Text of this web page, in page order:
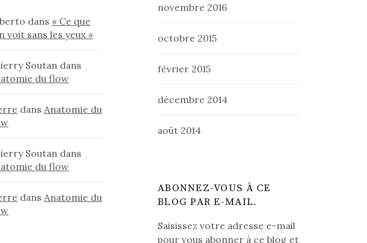
dans « Ce que
voit sans les yeux »
Soutan dans
du flow
dans Anatomie du
Soutan dans
du flow
dans Anatomie du
novembre 2016
octobre 2015
février 2015
décembre 2014
août 2014
ABONNEZ-VOUS À CE
BLOG PAR E-MAIL.
Saisissez votre adresse e-mail
pour vous abonner à ce blog et